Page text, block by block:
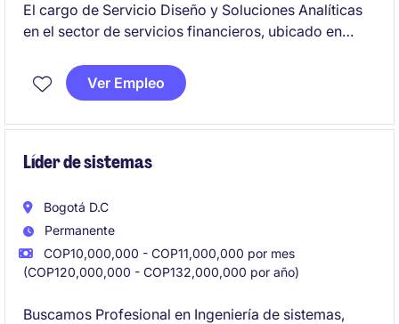
El cargo de Servicio Diseño y Soluciones Analíticas
en el sector de servicios financieros, ubicado en
soluciones tecnológicas y analíticas para optimizar
procesos y apoyar la toma de decisiones
Ver Empleo
Líder de sistemas
Bogotá D.C
Permanente
COP10,000,000 - COP11,000,000 por mes
(COP120,000,000 - COP132,000,000 por año)
Buscamos Profesional en Ingeniería de sistemas,